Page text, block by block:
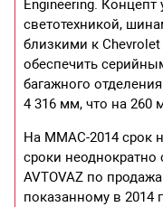
Engineering.
светотехникой,
близкими к
обеспечить
багажного
4 316 мм, что на 260
На ММАС-2014 срок
сроки
AVTOVAZ по
показанному в 2014